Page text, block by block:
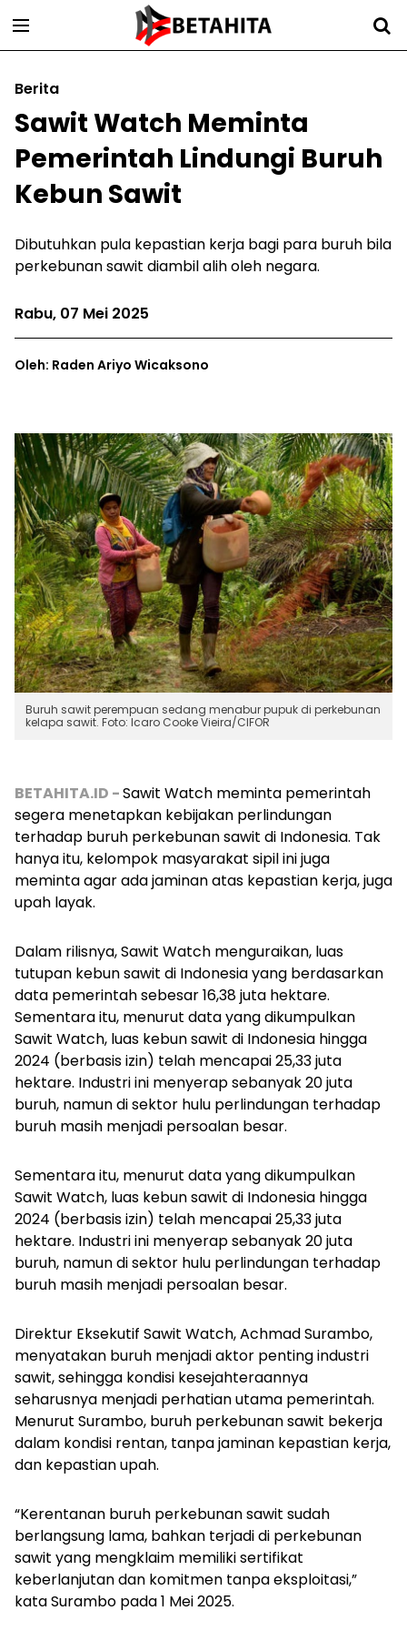
Berita
Sawit Watch Meminta
Pemerintah Lindungi Buruh
Kebun Sawit
Dibutuhkan pula kepastian kerja bagi para buruh bila
perkebunan sawit diambil alih oleh negara.
Rabu, 07 Mei 2025
Oleh: Raden Ariyo Wicaksono
Buruh sawit perempuan sedang menabur pupuk di perkebunan
kelapa sawit. Foto: Icaro Cooke Vieira/CIFOR
BETAHITA.ID -Sawit Watch meminta pemerintah
segera menetapkan kebijakan perlindungan
terhadap buruh perkebunan sawit di Indonesia. Tak
hanya itu, kelompok masyarakat sipil ini juga
meminta agar ada jaminan atas kepastian kerja, juga
upah layak.
Dalam rilisnya, Sawit Watch menguraikan, luas
tutupan kebun sawit di Indonesia yang berdasarkan
data pemerintah sebesar 16,38 juta hektare.
Sementara itu, menurut data yang dikumpulkan
Sawit Watch, luas kebun sawit di Indonesia hingga
2024 (berbasis izin) telah mencapai 25,33 juta
hektare. Industri ini menyerap sebanyak 20 juta
buruh, namun di sektor hulu perlindungan terhadap
buruh masih menjadi persoalan besar.
Sementara itu, menurut data yang dikumpulkan
Sawit Watch, luas kebun sawit di Indonesia hingga
2024 (berbasis izin) telah mencapai 25,33 juta
hektare. Industri ini menyerap sebanyak 20 juta
buruh, namun di sektor hulu perlindungan terhadap
buruh masih menjadi persoalan besar.
Direktur Eksekutif Sawit Watch, Achmad Surambo,
menyatakan buruh menjadi aktor penting industri
sawit, sehingga kondisi kesejahteraannya
seharusnya menjadi perhatian utama pemerintah.
Menurut Surambo, buruh perkebunan sawit bekerja
dalam kondisi rentan, tanpa jaminan kepastian kerja,
dan kepastian upah.
“Kerentanan buruh perkebunan sawit sudah
berlangsung lama, bahkan terjadi di perkebunan
sawit yang mengklaim memiliki sertifikat
keberlanjutan dan komitmen tanpa eksploitasi,”
kata Surambo pada 1 Mei 2025.